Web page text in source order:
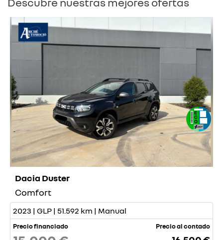
Dacia Duster
Comfort
2023 | GLP | 51.592 km | Manual
Precio financiado Precio al contado